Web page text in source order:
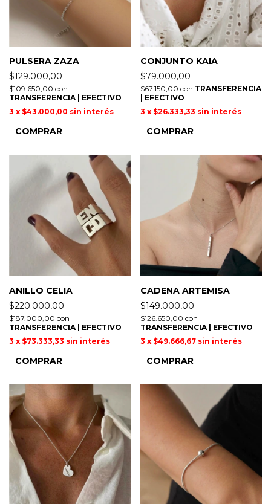
PULSERA ZAZA
$129.000,00
$109.650,00 con
TRANSFERENCIA | EFECTIVO
3 x $43.000,00 sin interés
COMPRAR
CONJUNTO KAIA
$79.000,00
$67.150,00 con TRANSFERENCIA
| EFECTIVO
3 x $26.333,33 sin interés
COMPRAR
ANILLO CELIA
$220.000,00
$187.000,00 con
TRANSFERENCIA | EFECTIVO
3 x $73.333,33 sin interés
COMPRAR
CADENA ARTEMISA
$149.000,00
$126.650,00 con
TRANSFERENCIA | EFECTIVO
3 x $49.666,67 sin interés
COMPRAR